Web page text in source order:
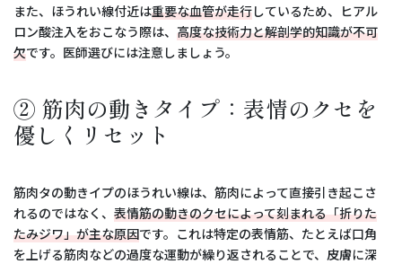
また、ほうれい線付近は重要な血管が走行しているため、ヒアル
ロン酸注入をおこなう際は、 高度な技術力と解剖学的知識が不可
欠です。医師選びには注意しましょう。
② 筋肉の動きタイプ：表情のクセを
優しくリセット
筋肉タの動きイプのほうれい線は、筋肉によって直接引き起こさ
れるのではなく、 表情筋の動きのクセによって刻まれる「折りた
たみジワ」が主な原因です。これは特定の表情筋、たとえば口角
を上げる筋肉などの過度な運動が繰り返されることで、皮膚に深